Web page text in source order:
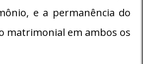
e a permanência do
matrimonial em ambos os